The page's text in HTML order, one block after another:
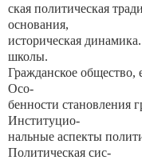
ская политическая
основания,
историческая
школы.
Гражданское общество,
Осо-
бенности становления
Институцио-
нальные аспекты
Политическая сис-